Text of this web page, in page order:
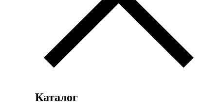
Каталог